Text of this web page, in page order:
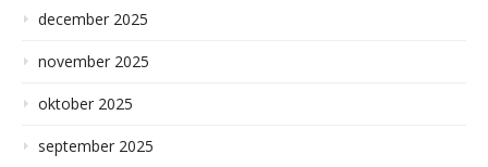
december 2025
november 2025
oktober 2025
september 2025